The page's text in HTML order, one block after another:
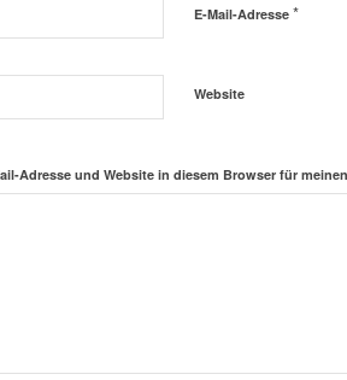
E-Mail-Adresse *
Website
Adresse und Website in diesem Browser für